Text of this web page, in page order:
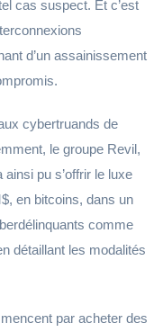
cas suspect. Et c’est
d’un assainissement
cybertruands de
le groupe Revil,
pu s’offrir le luxe
en bitcoins, dans un
comme
détaillant les modalités
par acheter des